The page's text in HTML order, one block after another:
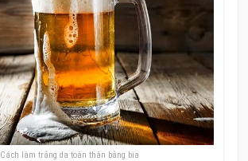
Cách làm trắng da toàn thân bằng bia